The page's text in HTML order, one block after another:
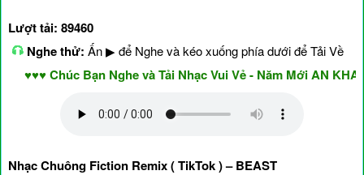
Lượt tải: 89460
Nghe thử: Ấn ▶ để Nghe và kéo xuống phía dưới để Tải Về
♥♥♥ Chúc Bạn Nghe và Tải Nhạc Vui Vẻ - Năm Mới AN KHANG
Nhạc Chuông Fiction Remix ( TikTok ) – BEAST